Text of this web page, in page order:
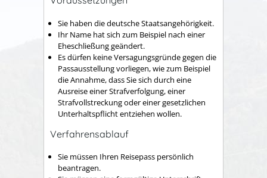
Sie haben die deutsche Staatsangehörigkeit.
Ihr Name hat sich zum Beispiel nach einer
Eheschließung geändert.
Es dürfen keine Versagungsgründe gegen die
Passausstellung vorliegen, wie zum Beispiel
die Annahme, dass Sie sich durch eine
Ausreise einer Strafverfolgung, einer
Strafvollstreckung oder einer gesetzlichen
Unterhaltspflicht entziehen wollen.
Verfahrensablauf
Sie müssen Ihren Reisepass persönlich
beantragen.